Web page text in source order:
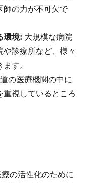
師の力が不可欠で
環境: 大規模な病院
や診療所など、様々
す。
の医療機関の中に
重視しているところ
の活性化のために